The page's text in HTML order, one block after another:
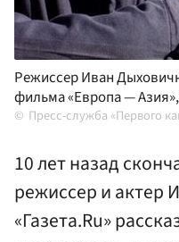
Режиссер Иван
фильма «Европа — Азия»,
Пресс-служба «Первого
10 лет назад
режиссер и актер
«Газета.Ru»